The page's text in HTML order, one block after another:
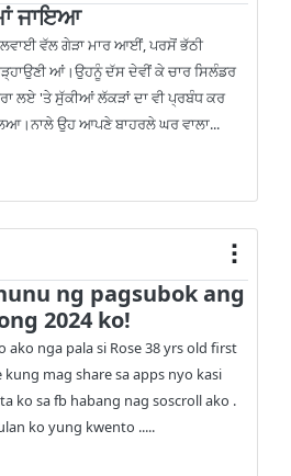
ਜਾਇਆ
ਵੱਲ ਗੇੜਾ ਮਾਰ ਆਈਂ, ਪਰਸੋਂ ਭੱਠੀ
ਆਂ।ਉਹਨੂੰ ਦੱਸ ਦੇਵੀਂ ਕੇ ਚਾਰ ਸਿਲੰਡਰ
ਲਏ 'ਤੇ ਸੁੱਕੀਆਂ ਲੱਕੜਾਂ ਦਾ ਵੀ ਪ੍ਰਬੰਧ ਕਰ
ਉਹ ਆਪਣੇ ਬਾਹਰਲੇ ਘਰ ਵਾਲਾ...
ng pagsubok ang
2024 ko!
ako nga pala si Rose 38 yrs old first
kung mag share sa apps nyo kasi
ko sa fb habang nag soscroll ako .
ko yung kwento .....